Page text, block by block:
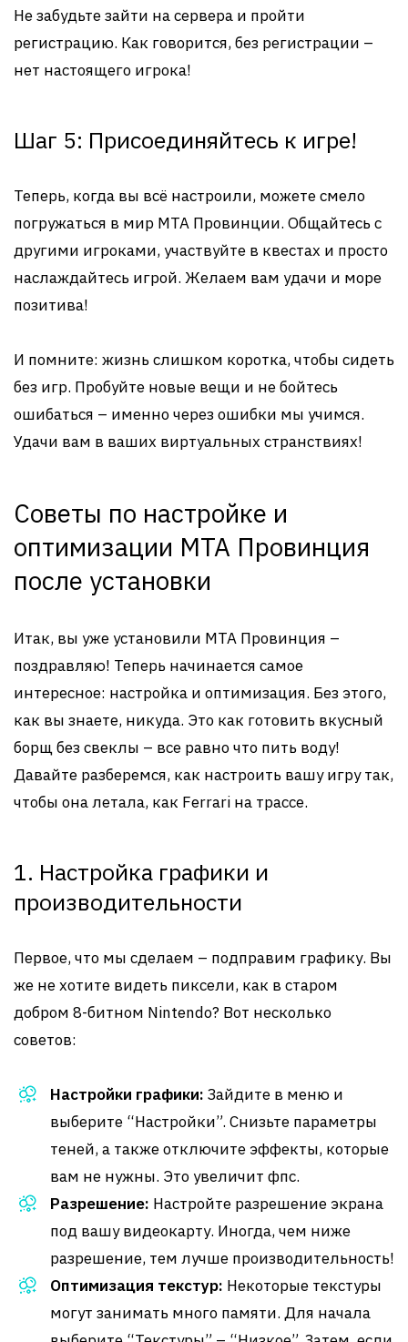
Не забудьте зайти на сервера и пройти
регистрацию. Как говорится, без регистрации –
нет настоящего игрока!
Шаг 5: Присоединяйтесь к игре!
Теперь, когда вы всё настроили, можете смело
погружаться в мир MTA Провинции. Общайтесь с
другими игроками, участвуйте в квестах и просто
наслаждайтесь игрой. Желаем вам удачи и море
позитива!
И помните: жизнь слишком коротка, чтобы сидеть
без игр. Пробуйте новые вещи и не бойтесь
ошибаться – именно через ошибки мы учимся.
Удачи вам в ваших виртуальных странствиях!
Советы по настройке и
оптимизации MTA Провинция
после установки
Итак, вы уже установили MTA Провинция –
поздравляю! Теперь начинается самое
интересное: настройка и оптимизация. Без этого,
как вы знаете, никуда. Это как готовить вкусный
борщ без свеклы – все равно что пить воду!
Давайте разберемся, как настроить вашу игру так,
чтобы она летала, как Ferrari на трассе.
1. Настройка графики и
производительности
Первое, что мы сделаем – подправим графику. Вы
же не хотите видеть пиксели, как в старом
добром 8-битном Nintendo? Вот несколько
советов:
Настройки графики: Зайдите в меню и
выберите “Настройки”. Снизьте параметры
теней, а также отключите эффекты, которые
вам не нужны. Это увеличит фпс.
Разрешение: Настройте разрешение экрана
под вашу видеокарту. Иногда, чем ниже
разрешение, тем лучше производительность!
Оптимизация текстур: Некоторые текстуры
могут занимать много памяти. Для начала